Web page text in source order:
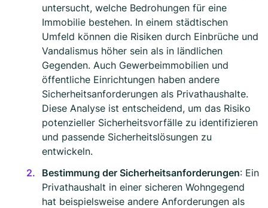
untersucht, welche Bedrohungen für eine
Immobilie bestehen. In einem städtischen
Umfeld können die Risiken durch Einbrüche und
Vandalismus höher sein als in ländlichen
Gegenden. Auch Gewerbeimmobilien und
öffentliche Einrichtungen haben andere
Sicherheitsanforderungen als Privathaushalte.
Diese Analyse ist entscheidend, um das Risiko
potenzieller Sicherheitsvorfälle zu identifizieren
und passende Sicherheitslösungen zu
entwickeln.
Bestimmung der Sicherheitsanforderungen: Ein
Privathaushalt in einer sicheren Wohngegend
hat beispielsweise andere Anforderungen als